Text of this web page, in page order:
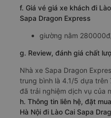
f. Giá vé giá xe khách đi
Sapa Dragon Express
giường nằm
g. Review, đánh giá chất
Nhà xe Sapa Dragon
trung bình là 4.1/5 dựa trên
đã trải nghiệm dịch vụ của
h. Thông tin liên hệ, đặt
Hà Nội đi Lào Cai Sapa